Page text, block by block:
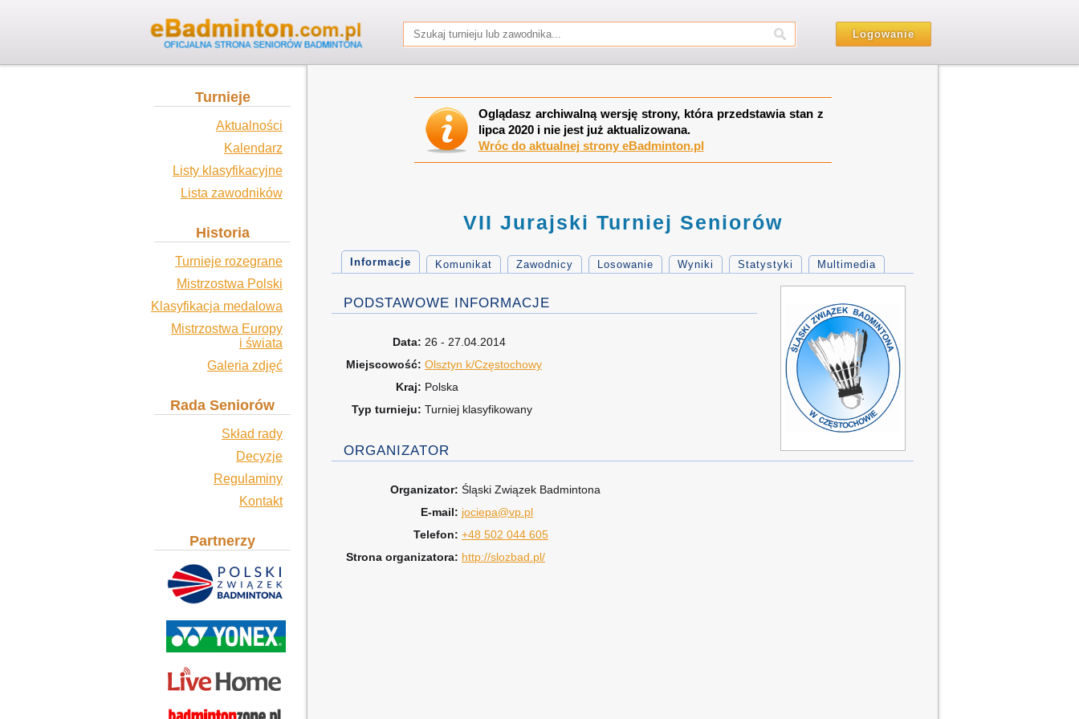
Logowanie
Turnieje
Aktualności
Kalendarz
Listy klasyfikacyjne
Lista zawodników
Historia
Turnieje rozegrane
Mistrzostwa Polski
Klasyfikacja medalowa
Mistrzostwa Europy
i świata
Galeria zdjęć
Rada Seniorów
Skład rady
Decyzje
Regulaminy
Kontakt
Partnerzy
Oglądasz archiwalną wersję strony, która przedstawia stan z
lipca 2020 i nie jest już aktualizowana.
Wróc do aktualnej strony eBadminton.pl
VII Jurajski Turniej Seniorów
Informacje Komunikat Zawodnicy Losowanie Wyniki Statystyki Multimedia
PODSTAWOWE INFORMACJE
Data: 26 - 27.04.2014
Miejscowość: Olsztyn k/Częstochowy
Kraj: Polska
Typ turnieju: Turniej klasyfikowany
ORGANIZATOR
Organizator: Śląski Związek Badmintona
E-mail: jociepa@vp.pl
Telefon: +48 502 044 605
Strona organizatora: http://slozbad.pl/